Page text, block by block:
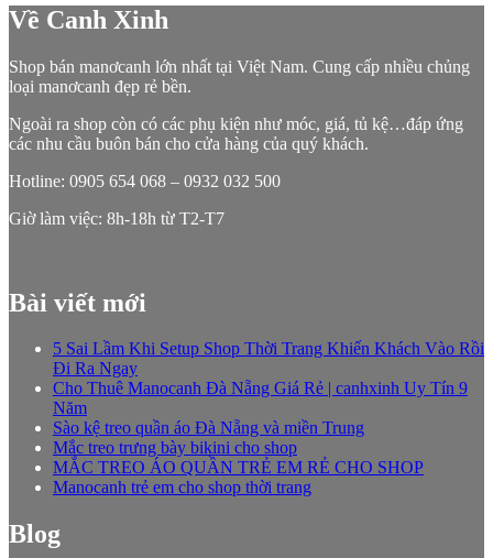
Về Canh Xinh
Shop bán manơcanh lớn nhất tại Việt Nam. Cung cấp nhiều chủng
loại manơcanh đẹp rẻ bền.
Ngoài ra shop còn có các phụ kiện như móc, giá, tủ kệ…đáp ứng
các nhu cầu buôn bán cho cửa hàng của quý khách.
Hotline: 0905 654 068 – 0932 032 500
Giờ làm việc: 8h-18h từ T2-T7
Bài viết mới
5 Sai Lầm Khi Setup Shop Thời Trang Khiến Khách Vào Rồi
Đi Ra Ngay
Cho Thuê Manocanh Đà Nẵng Giá Rẻ | canhxinh Uy Tín 9
Năm
Sào kệ treo quần áo Đà Nẵng và miền Trung
Mắc treo trưng bày bikini cho shop
MẮC TREO ÁO QUẦN TRẺ EM RẺ CHO SHOP
Manocanh trẻ em cho shop thời trang
Blog